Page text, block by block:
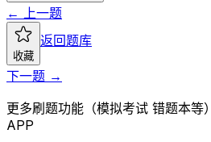
← 上一题
收藏
返回题库
下一题 →
更多刷题功能（模拟考试 错题本等
APP